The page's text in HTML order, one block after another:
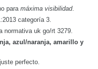
para máxima visibilidad.
categoría 3.
normativa uk go/rt 3279.
azul/naranja, amarillo y
perfecto.